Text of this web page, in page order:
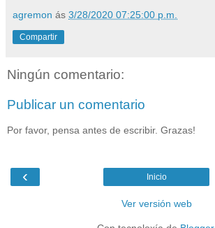
agremon ás 3/28/2020 07:25:00 p.m.
Compartir
Ningún comentario:
Publicar un comentario
Por favor, pensa antes de escribir. Grazas!
‹ Inicio
Ver versión web